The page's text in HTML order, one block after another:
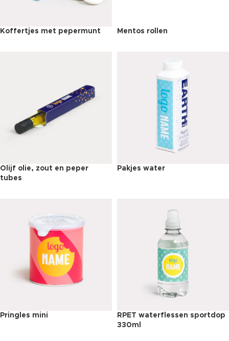
Koffertjes met pepermunt Mentos rollen
Olijf olie, zout en peper
tubes
Pakjes water
Pringles mini
RPET waterflessen sportdop
330ml